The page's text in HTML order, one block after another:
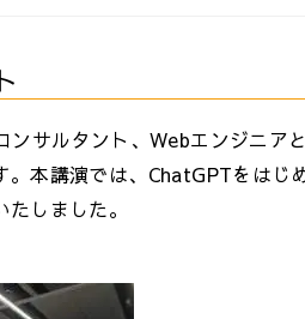
ンサルタント、Webエンジニ
。本講演では、ChatGPTをは
しました。